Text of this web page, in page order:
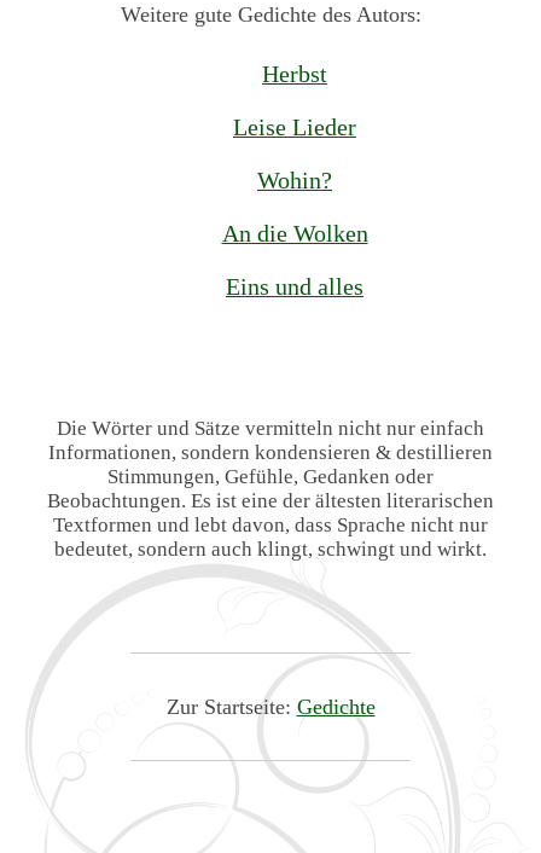
Weitere gute Gedichte des Autors:
Herbst
Leise Lieder
Wohin?
An die Wolken
Eins und alles
Die Wörter und Sätze vermitteln nicht nur einfach
Informationen, sondern kondensieren & destillieren
Stimmungen, Gefühle, Gedanken oder
Beobachtungen. Es ist eine der ältesten literarischen
Textformen und lebt davon, dass Sprache nicht nur
bedeutet, sondern auch klingt, schwingt und wirkt.
Zur Startseite: Gedichte